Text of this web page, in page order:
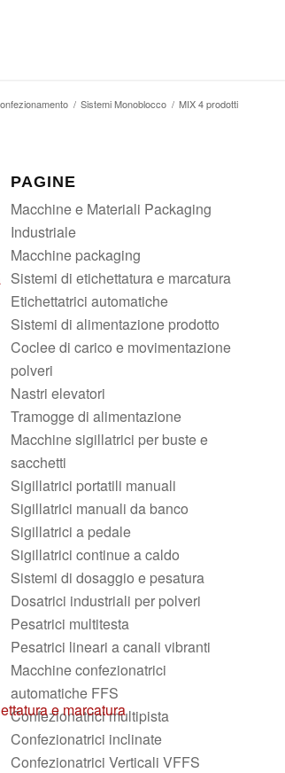
e marcatura
/ Sistemi Monoblocco / MIX 4 prodotti
PAGINE
Macchine e Materiali Packaging
Industriale
Macchine packaging
Sistemi di etichettatura e marcatura
Etichettatrici automatiche
Sistemi di alimentazione prodotto
Coclee di carico e movimentazione
polveri
Nastri elevatori
Tramogge di alimentazione
Macchine sigillatrici per buste e
sacchetti
Sigillatrici portatili manuali
Sigillatrici manuali da banco
Sigillatrici a pedale
Sigillatrici continue a caldo
Sistemi di dosaggio e pesatura
Dosatrici industriali per polveri
Pesatrici multitesta
Pesatrici lineari a canali vibranti
Macchine confezionatrici
automatiche FFS
Confezionatrici multipista
Confezionatrici inclinate
Confezionatrici Verticali VFFS